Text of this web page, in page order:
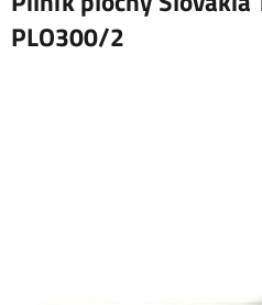
PLO300/2